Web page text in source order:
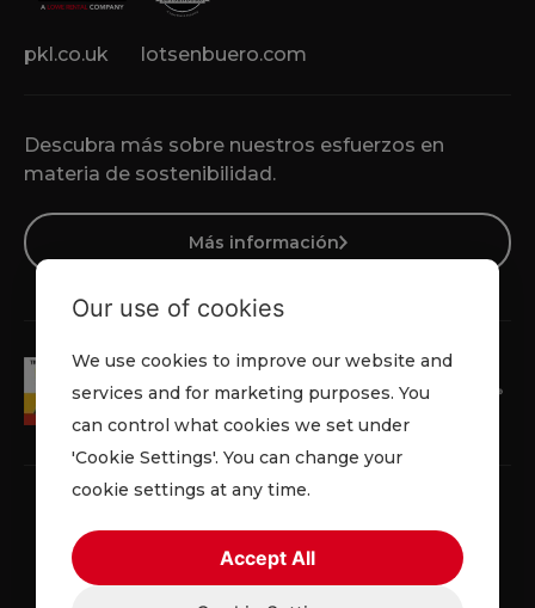
Descubra más sobre nuestros esfuerzos en
materia de sostenibilidad.
Más información
pkl.co.uk lotsenbuero.com
Política de privacidad
Our use of cookies
We use cookies to improve our website and
services and for marketing purposes. You
can control what cookies we set under
'Cookie Settings'. You can change your
cookie settings at any time.
Accept All